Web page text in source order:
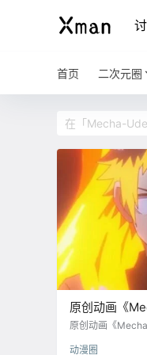
首页 二次元圈
原创动画《
开，2024年
原创动画《
次则是正式的动
动漫圈